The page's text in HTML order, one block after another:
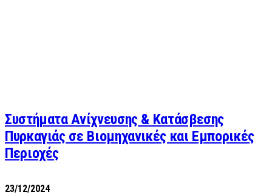
Συστήματα Ανίχνευσης & Κατάσβεσης
Πυρκαγιάς σε Βιομηχανικές και Εμπορικές
Περιοχές
23/12/2024